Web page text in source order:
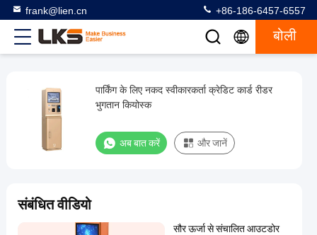
frank@lien.cn +86-186-6457-6557
बोली
पार्किंग
नकद
क्रेडिट
कार्ड
पार्किंग के लिए नकद स्वीकारकर्ता क्रेडिट कार्ड रीडर
भुगतान कियोस्क
अब बात करें और जानें
संबंधित वीडियो
सौर ऊर्जा से संचालित आउटडोर